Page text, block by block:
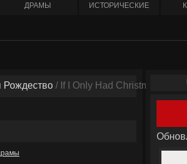
ДРАМЫ ИСТОРИЧЕСКИЕ
Рождество / If I Only Had Christmas